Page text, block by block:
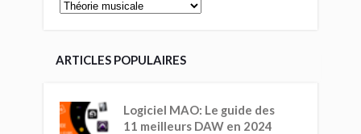
ARTICLES POPULAIRES
Logiciel MAO: Le guide des
11 meilleurs DAW en 2024